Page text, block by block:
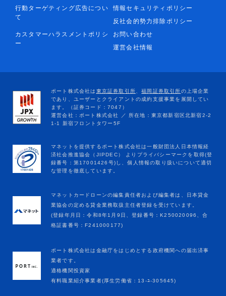
行動ターゲティング広告につい
て
情報セキュリティポリシー
反社会的勢力排除ポリシー
カスタマーハラスメントポリシ
ー
お問い合わせ
運営会社情報
マネットカードローンの編集責任者および編集者は、日本貸金
業協会の定める貸金業務取扱主任者登録を受けています。
(登録年月日：令和8年1月9日、登録番号：K250020096、合
格証書番号：F241000177)
ポート株式会社は金融庁をはじめとする政府機関への届出済事
業者です。
適格機関投資家
有料職業紹介事業者(厚生労働省：13-ﾕ-305645)